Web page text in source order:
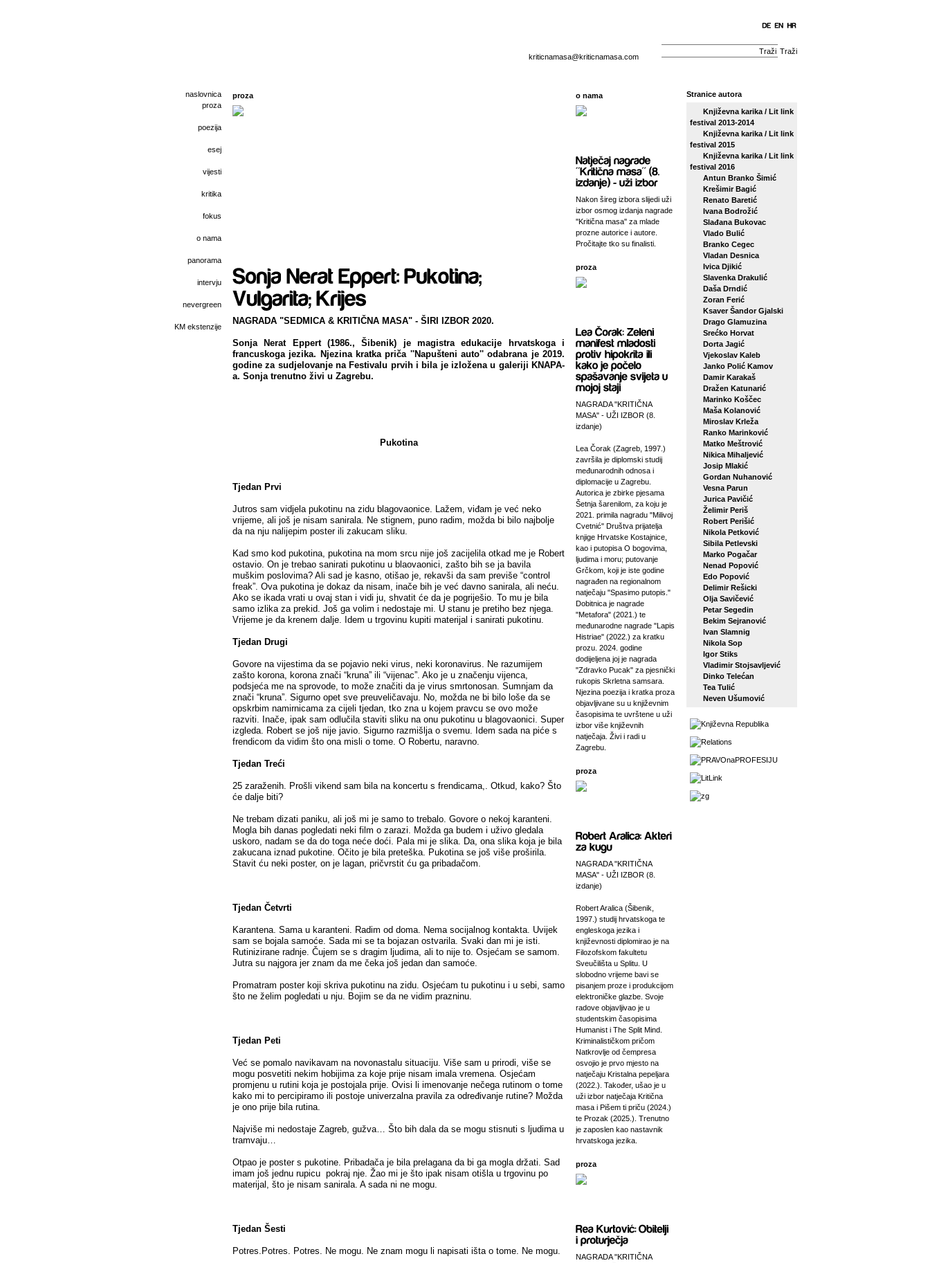
kriticnamasa@kriticnamasa.com
Traži
naslovnica
proza
poezija
esej
vijesti
kritika
fokus
o nama
panorama
intervju
nevergreen
KM ekstenzije
proza
NAGRADA "SEDMICA & KRITIČNA MASA" - ŠIRI IZBOR 2020.
Sonja Nerat Eppert (1986., Šibenik) je magistra edukacije hrvatskoga i
francuskoga jezika. Njezina kratka priča ''Napušteni auto'' odabrana je 2019.
godine za sudjelovanje na Festivalu prvih i bila je izložena u galeriji KNAPA-
a. Sonja trenutno živi u Zagrebu.
Pukotina
Tjedan Prvi
Jutros sam vidjela pukotinu na zidu blagovaonice. Lažem, viđam je već neko
vrijeme, ali još je nisam sanirala. Ne stignem, puno radim, možda bi bilo najbolje
da na nju nalijepim poster ili zakucam sliku.
Kad smo kod pukotina, pukotina na mom srcu nije još zacijelila otkad me je Robert
ostavio. On je trebao sanirati pukotinu u blaovaonici, zašto bih se ja bavila
muškim poslovima? Ali sad je kasno, otišao je, rekavši da sam previše “control
freak”. Ova pukotina je dokaz da nisam, inače bih je već davno sanirala, ali neću.
Ako se ikada vrati u ovaj stan i vidi ju, shvatit će da je pogriješio. To mu je bila
samo izlika za prekid. Još ga volim i nedostaje mi. U stanu je pretiho bez njega.
Vrijeme je da krenem dalje. Idem u trgovinu kupiti materijal i sanirati pukotinu.
Tjedan Drugi
Govore na vijestima da se pojavio neki virus, neki koronavirus. Ne razumijem
zašto korona, korona znači “kruna” ili “vijenac”. Ako je u značenju vijenca,
podsjeća me na sprovode, to može značiti da je virus smrtonosan. Sumnjam da
znači “kruna”. Sigurno opet sve preuveličavaju. No, možda ne bi bilo loše da se
opskrbim namirnicama za cijeli tjedan, tko zna u kojem pravcu se ovo može
razviti. Inače, ipak sam odlučila staviti sliku na onu pukotinu u blagovaonici. Super
izgleda. Robert se još nije javio. Sigurno razmišlja o svemu. Idem sada na piće s
frendicom da vidim što ona misli o tome. O Robertu, naravno.
Tjedan Treći
25 zaraženih. Prošli vikend sam bila na koncertu s frendicama,. Otkud, kako? Što
će dalje biti?
Ne trebam dizati paniku, ali još mi je samo to trebalo. Govore o nekoj karanteni.
Mogla bih danas pogledati neki film o zarazi. Možda ga budem i uživo gledala
uskoro, nadam se da do toga neće doći. Pala mi je slika. Da, ona slika koja je bila
zakucana iznad pukotine. Očito je bila preteška. Pukotina se još više proširila.
Stavit ću neki poster, on je lagan, pričvrstit ću ga pribadačom.
Tjedan Četvrti
Karantena. Sama u karanteni. Radim od doma. Nema socijalnog kontakta. Uvijek
sam se bojala samoće. Sada mi se ta bojazan ostvarila. Svaki dan mi je isti.
Rutinizirane radnje. Čujem se s dragim ljudima, ali to nije to. Osjećam se samom.
Jutra su najgora jer znam da me čeka još jedan dan samoće.
Promatram poster koji skriva pukotinu na zidu. Osjećam tu pukotinu i u sebi, samo
što ne želim pogledati u nju. Bojim se da ne vidim prazninu.
Tjedan Peti
Već se pomalo navikavam na novonastalu situaciju. Više sam u prirodi, više se
mogu posvetiti nekim hobijima za koje prije nisam imala vremena. Osjećam
promjenu u rutini koja je postojala prije. Ovisi li imenovanje nečega rutinom o tome
kako mi to percipiramo ili postoje univerzalna pravila za određivanje rutine? Možda
je ono prije bila rutina.
Najviše mi nedostaje Zagreb, gužva… Što bih dala da se mogu stisnuti s ljudima u
tramvaju…
Otpao je poster s pukotine. Pribadača je bila prelagana da bi ga mogla držati. Sad
imam još jednu rupicu pokraj nje. Žao mi je što ipak nisam otišla u trgovinu po
materijal, što je nisam sanirala. A sada ni ne mogu.
Tjedan Šesti
Potres.Potres. Potres. Ne mogu. Ne znam mogu li napisati išta o tome. Ne mogu.
o nama
Nakon šireg izbora slijedi uži
izbor osmog izdanja nagrade
''Kritična masa'' za mlade
prozne autorice i autore.
Pročitajte tko su finalisti.
proza
NAGRADA "KRITIČNA
MASA" - UŽI IZBOR (8.
izdanje)
Lea Čorak (Zagreb, 1997.)
završila je diplomski studij
međunarodnih odnosa i
diplomacije u Zagrebu.
Autorica je zbirke pjesama
Šetnja šarenilom, za koju je
2021. primila nagradu "Milivoj
Cvetnić" Društva prijatelja
knjige Hrvatske Kostajnice,
kao i putopisa O bogovima,
ljudima i moru; putovanje
Grčkom, koji je iste godine
nagrađen na regionalnom
natječaju "Spasimo putopis."
Dobitnica je nagrade
"Metafora" (2021.) te
međunarodne nagrade "Lapis
Histriae" (2022.) za kratku
prozu. 2024. godine
dodijeljena joj je nagrada
"Zdravko Pucak" za pjesnički
rukopis Skrletna samsara.
Njezina poezija i kratka proza
objavljivane su u književnim
časopisima te uvrštene u uži
izbor više književnih
natječaja. Živi i radi u
Zagrebu.
proza
NAGRADA "KRITIČNA
MASA" - UŽI IZBOR (8.
izdanje)
Robert Aralica (Šibenik,
1997.) studij hrvatskoga te
engleskoga jezika i
književnosti diplomirao je na
Filozofskom fakultetu
Sveučilišta u Splitu. U
slobodno vrijeme bavi se
pisanjem proze i produkcijom
elektroničke glazbe. Svoje
radove objavljivao je u
studentskim časopisima
Humanist i The Split Mind.
Kriminalističkom pričom
Natkrovlje od čempresa
osvojio je prvo mjesto na
natječaju Kristalna pepeljara
(2022.). Također, ušao je u
uži izbor natječaja Kritična
masa i Pišem ti priču (2024.)
te Prozak (2025.). Trenutno
je zaposlen kao nastavnik
hrvatskoga jezika.
proza
NAGRADA "KRITIČNA
Stranice autora
Književna karika / Lit link
festival 2013-2014
Književna karika / Lit link
festival 2015
Književna karika / Lit link
festival 2016
Antun Branko Šimić
Krešimir Bagić
Renato Baretić
Ivana Bodrožić
Slađana Bukovac
Vlado Bulić
Branko Cegec
Vladan Desnica
Ivica Djikić
Slavenka Drakulić
Daša Drndić
Zoran Ferić
Ksaver Šandor Gjalski
Drago Glamuzina
Srećko Horvat
Dorta Jagić
Vjekoslav Kaleb
Janko Polić Kamov
Damir Karakaš
Dražen Katunarić
Marinko Koščec
Maša Kolanović
Miroslav Krleža
Ranko Marinković
Matko Meštrović
Nikica Mihaljević
Josip Mlakić
Gordan Nuhanović
Vesna Parun
Jurica Pavičić
Želimir Periš
Robert Perišić
Nikola Petković
Sibila Petlevski
Marko Pogačar
Nenad Popović
Edo Popović
Delimir Rešicki
Olja Savičević
Petar Segedin
Bekim Sejranović
Ivan Slamnig
Nikola Sop
Igor Stiks
Vladimir Stojsavljević
Dinko Telećan
Tea Tulić
Neven Ušumović